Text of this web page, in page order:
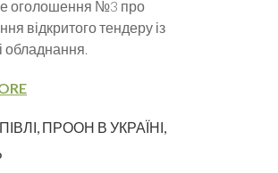
оголошення №3 про
відкритого тендеру із
обладнання.
ПРООН В УКРАЇНІ